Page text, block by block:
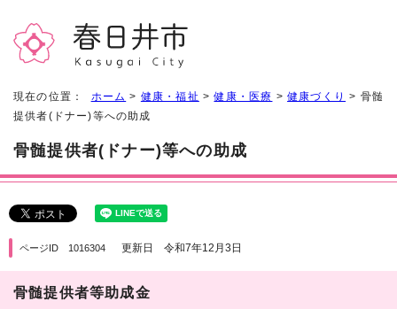
現在の位置： ホーム > 健康・福祉 >健康・医療 >健康づくり > 骨髄
提供者(ドナー)等への助成
骨髄提供者(ドナー)等への助成
ページID 1016304 更新日 令和7年12月3日
骨髄提供者等助成金